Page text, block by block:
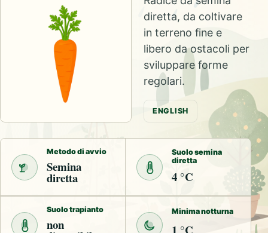
diretta, da coltivare
in terreno fine e
libero da ostacoli per
sviluppare forme
regolari.
ENGLISH
Metodo di avvio
Semina
diretta
Suolo semina
diretta
4 °C
Suolo trapianto
non
Minima notturna
1 °C